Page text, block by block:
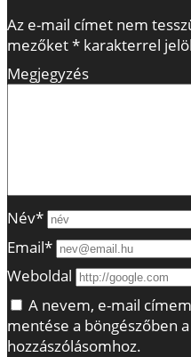
Az e-mail címet nem
mezőket* karakterrel
Megjegyzés
Név*
Email*
Weboldal
A nevem, e-mail
mentése a böngészőben
hozzászólásomhoz.